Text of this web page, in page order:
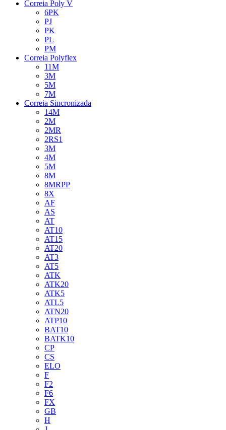
Correia Poly V
6PK
PJ
PK
PL
PM
Correia Polyflex
11M
3M
5M
7M
Correia Sincronizada
14M
2M
2MR
2RS1
3M
4M
5M
8M
8MRPP
8X
AF
AS
AT
AT10
AT15
AT20
AT3
AT5
ATK
ATK20
ATK5
ATL5
ATN20
ATP10
BAT10
BATK10
CP
CS
ELO
F
F2
F6
FX
GB
H